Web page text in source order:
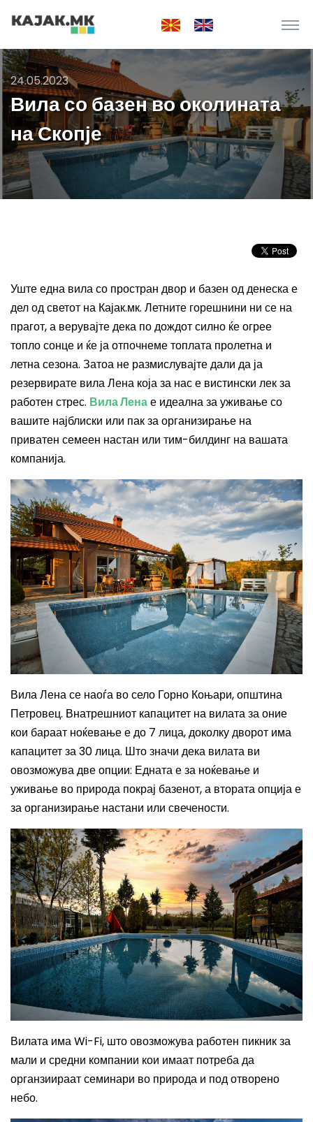
24.05.2023
Вила со базен во околината
на Скопје
Уште една вила со простран двор и базен од денеска е
дел од светот на Кајак.мк. Летните горешнини ни се на
прагот, а верувајте дека по дождот силно ќе огрее
топло сонце и ќе ја отпочнеме топлата пролетна и
летна сезона. Затоа не размислувајте дали да ја
резервирате вила Лена која за нас е вистински лек за
работен стрес. Вила Ленае идеална за уживање со
вашите најблиски или пак за организирање на
приватен семеен настан или тим-билдинг на вашата
компанија.
Вила Лена се наоѓа во село Горно Коњари, општина
Петровец. Внатрешниот капацитет на вилата за оние
кои бараат ноќевање е до 7 лица, доколку дворот има
капацитет за 30 лица. Што значи дека вилата ви
овозможува две опции: Едната е за ноќевање и
уживање во природа покрај базенот, а втората опција е
за организирање настани или свечености.
Вилата има Wi-Fi, што овозможува работен пикник за
мали и средни компании кои имаат потреба да
органзиираат семинари во природа и под отворено
небо.